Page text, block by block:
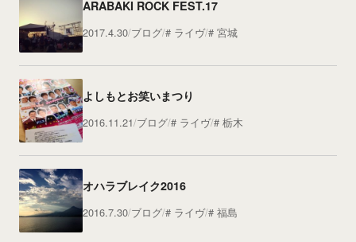
ARABAKI ROCK FEST.17
2017.4.30 ブログ ライヴ 宮城
よしもとお笑いまつり
2016.11.21 ブログ ライヴ 栃木
オハラブレイク2016
2016.7.30 ブログ ライヴ 福島